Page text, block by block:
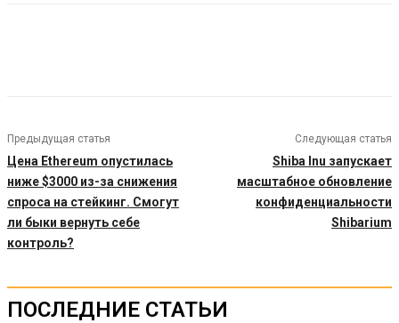
Предыдущая статья
Цена Ethereum опустилась
ниже $3000 из-за снижения
спроса на стейкинг. Смогут
ли быки вернуть себе
контроль?
Следующая статья
Shiba Inu запускает
масштабное обновление
конфиденциальности
Shibarium
ПОСЛЕДНИЕ СТАТЬИ